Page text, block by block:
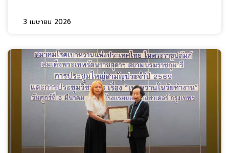
3 เมษายน 2026